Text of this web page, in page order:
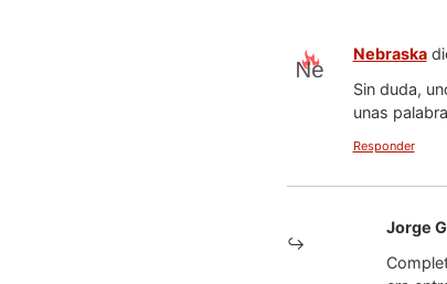
Nebraska
Sin duda,
unas
Responder
Jorge